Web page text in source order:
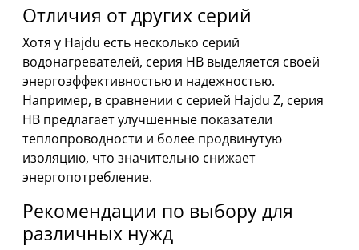
Отличия от других серий
Хотя у Hajdu есть несколько серий
водонагревателей, серия HB выделяется своей
энергоэффективностью и надежностью.
Например, в сравнении с серией Hajdu Z, серия
HB предлагает улучшенные показатели
теплопроводности и более продвинутую
изоляцию, что значительно снижает
энергопотребление.
Рекомендации по выбору для
различных нужд